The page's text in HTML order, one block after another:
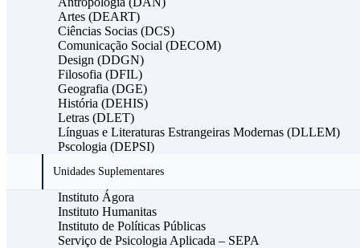
Artes (DEART)
Ciências Socias (DCS)
Comunicação Social (DECOM)
Design (DDGN)
Filosofia (DFIL)
Geografia (DGE)
História (DEHIS)
Letras (DLET)
Línguas e Literaturas Estrangeiras Modernas (DLLEM)
Pscologia (DEPSI)
Unidades Suplementares
Instituto Ágora
Instituto Humanitas
Instituto de Políticas Públicas
Serviço de Psicologia Aplicada – SEPA